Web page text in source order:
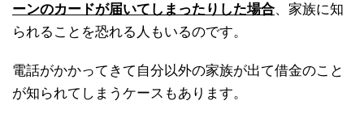
ーンのカードが届いてしまったりした場合、家族に知
られることを恐れる人もいるのです。
電話がかかってきて自分以外の家族が出て借金のこと
が知られてしまうケースもあります。